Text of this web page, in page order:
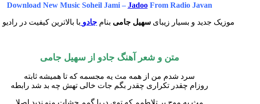
Download New Music Soheil Jami – JadooFrom Radio Javan
موزیک جدید و بسیار زیبای سهیل جامی بنام جادو با بالاترین کیفیت در
متن و شعر آهنگ جادو از سهیل جامی
سرد شدم من از همه مث یه مجسمه که تا همیشه ثابته
روزام چقدر تکراری چقدر بگم جات خالی تهش چه بد شد رابطه